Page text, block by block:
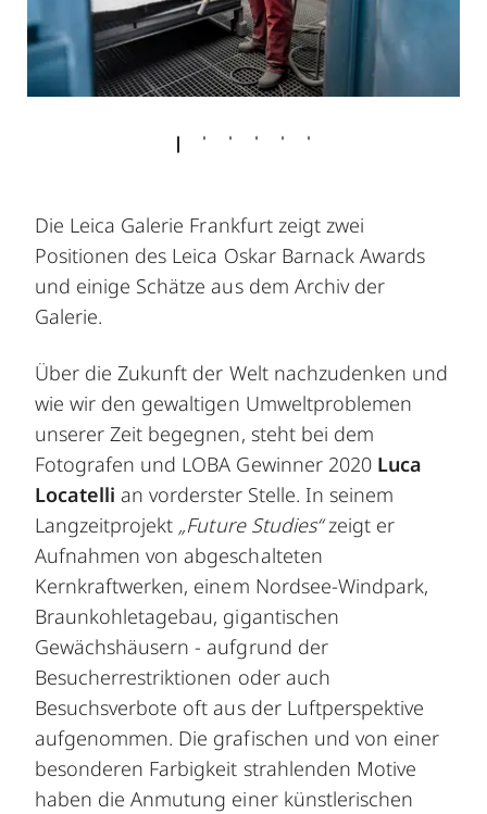
Die Leica Galerie Frankfurt zeigt zwei
Positionen des Leica Oskar Barnack Awards
und einige Schätze aus dem Archiv der
Galerie.
Über die Zukunft der Welt nachzudenken und
wie wir den gewaltigen Umweltproblemen
unserer Zeit begegnen, steht bei dem
Fotografen und LOBA Gewinner 2020 Luca
Locatellian vorderster Stelle. In seinem
Langzeitprojekt „Future Studies“zeigt er
Aufnahmen von abgeschalteten
Kernkraftwerken, einem Nordsee-Windpark,
Braunkohletagebau, gigantischen
Gewächshäusern - aufgrund der
Besucherrestriktionen oder auch
Besuchsverbote oft aus der Luftperspektive
aufgenommen. Die grafischen und von einer
besonderen Farbigkeit strahlenden Motive
haben die Anmutung einer künstlerischen